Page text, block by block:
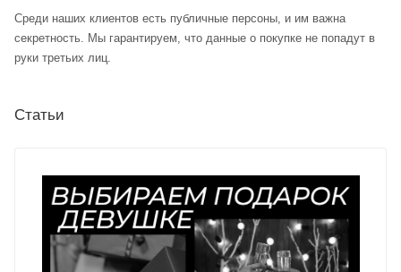
Среди наших клиентов есть публичные персоны, и им важна
секретность. Мы гарантируем, что данные о покупке не попадут в
руки третьих лиц.
Статьи